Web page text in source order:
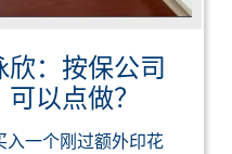
欣：按保公司
以点做？
一个刚过额外印花